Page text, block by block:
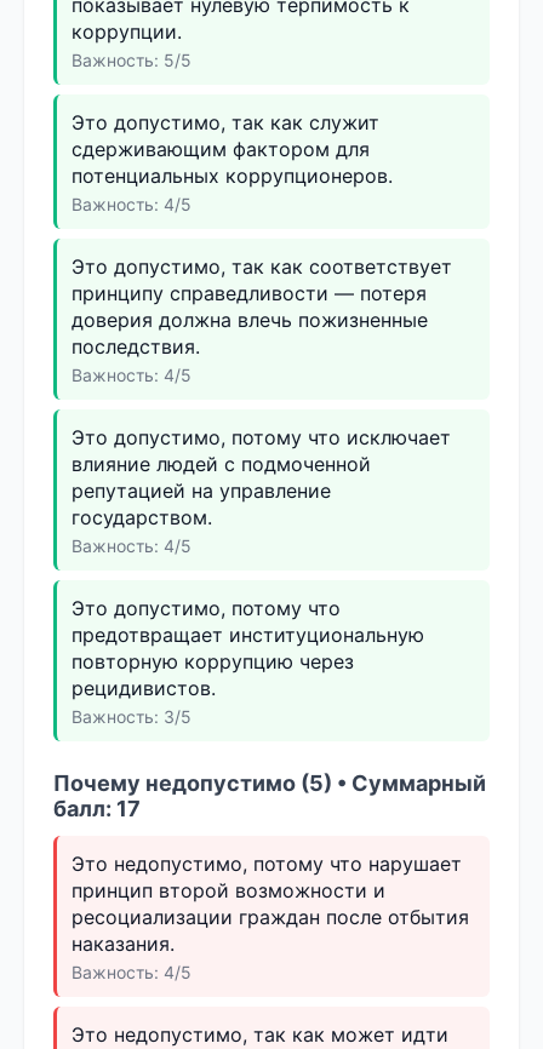
коррупции.
Важность: 5/5
Это допустимо, так как служит
сдерживающим фактором для
потенциальных коррупционеров.
Важность: 4/5
Это допустимо, так как соответствует
принципу справедливости — потеря
доверия должна влечь пожизненные
последствия.
Важность: 4/5
Это допустимо, потому что исключает
влияние людей с подмоченной
репутацией на управление
государством.
Важность: 4/5
Это допустимо, потому что
предотвращает институциональную
повторную коррупцию через
рецидивистов.
Важность: 3/5
Почему недопустимо (5) • Суммарный
балл: 17
Это недопустимо, потому что нарушает
принцип второй возможности и
ресоциализации граждан после отбытия
наказания.
Важность: 4/5
Это недопустимо, так как может идти